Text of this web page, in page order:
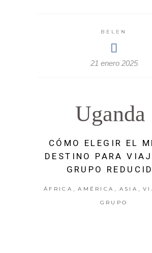
BELEN
21 enero 2025
Uganda
CÓMO ELEGIR EL
DESTINO PARA
GRUPO
ÁFRICA , AMÉRICA , ASIA ,
GRUPO